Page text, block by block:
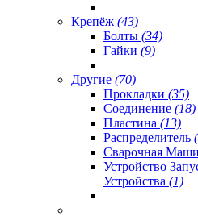
Крепёж (43)
Болты (34)
Гайки (9)
Другие (70)
Прокладки (35)
Соединение (18)
Пластина (13)
Распределитель
Сварочная
Устройство
Устройства (1)